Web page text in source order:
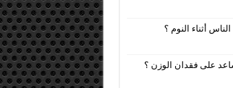
أثناء النوم ؟
على فقدان الوزن ؟